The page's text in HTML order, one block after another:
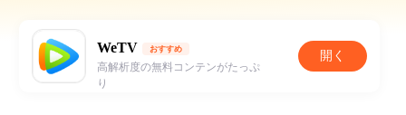
WeTV おすすめ
高解析度の無料コンテンがたっぷ
り
開く